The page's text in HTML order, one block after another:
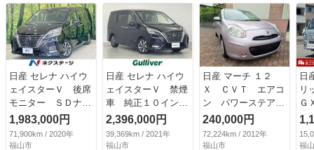
日産 セレナ ハイウ
ェイスターＶ 後席
モニター ＳＤナ
ビ 全周囲カメラ
両側電動ドア プロ
パイロット 禁煙
1,983,000円
71,900km / 2020年
福山市
日産 セレナ ハイウ
ェイスターＶ 禁煙
車 純正１０インチ
ナビ 純正フリップ
ダウンモニター ア
ラウンドビューモニ
2,396,000円
39,369km / 2021年
福山市
日産 マーチ １２
Ｘ ＣＶＴ エアコ
ン パワーステアリ
ング パワーウィン
ドウ 電動格納ミラ
ー ナビゲーショ
240,000円
72,224km / 2012年
福山市
日
リ
Ｇ
Ｔ
ス
ト
福